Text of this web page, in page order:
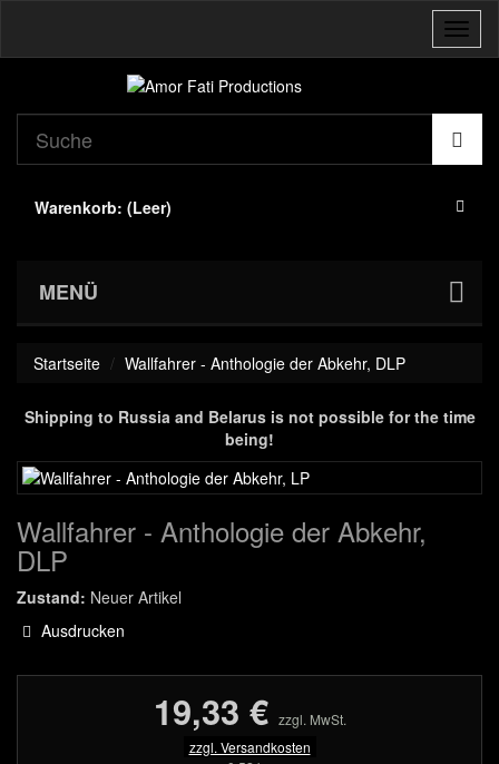
Warenkorb: (Leer)
MENÜ
Startseite Wallfahrer - Anthologie der Abkehr, DLP
Shipping to Russia and Belarus is not possible for the time
being!
Wallfahrer - Anthologie der Abkehr,
DLP
Zustand: Neuer Artikel
Ausdrucken
19,33 € zzgl. MwSt.
zzgl. Versandkosten